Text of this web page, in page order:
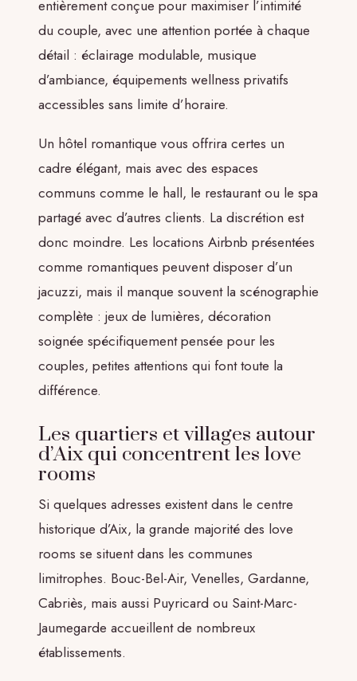
entièrement conçue pour maximiser l’intimité
du couple, avec une attention portée à chaque
détail : éclairage modulable, musique
d’ambiance, équipements wellness privatifs
accessibles sans limite d’horaire.
Un hôtel romantique vous offrira certes un
cadre élégant, mais avec des espaces
communs comme le hall, le restaurant ou le spa
partagé avec d’autres clients. La discrétion est
donc moindre. Les locations Airbnb présentées
comme romantiques peuvent disposer d’un
jacuzzi, mais il manque souvent la scénographie
complète : jeux de lumières, décoration
soignée spécifiquement pensée pour les
couples, petites attentions qui font toute la
différence.
Les quartiers et villages autour
d’Aix qui concentrent les love
rooms
Si quelques adresses existent dans le centre
historique d’Aix, la grande majorité des love
rooms se situent dans les communes
limitrophes. Bouc-Bel-Air, Venelles, Gardanne,
Cabriès, mais aussi Puyricard ou Saint-Marc-
Jaumegarde accueillent de nombreux
établissements.